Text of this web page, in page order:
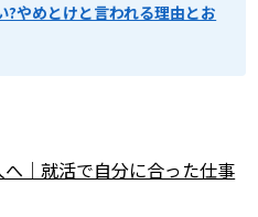
やめとけと言われる理由とお
｜就活で自分に合った仕事